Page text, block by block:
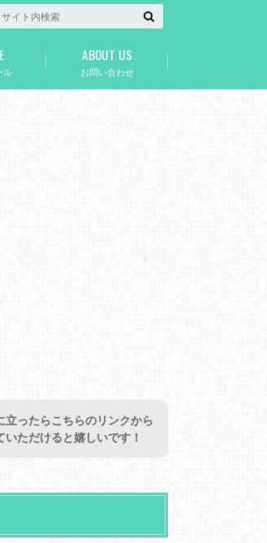
ル お問い合わせ
ABOUT US
立ったらこちらのリンクから
ただけると嬉しいです！